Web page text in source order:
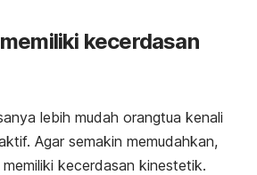
kecerdasan
lebih mudah orangtua kenali
Agar semakin memudahkan,
kecerdasan kinestetik.